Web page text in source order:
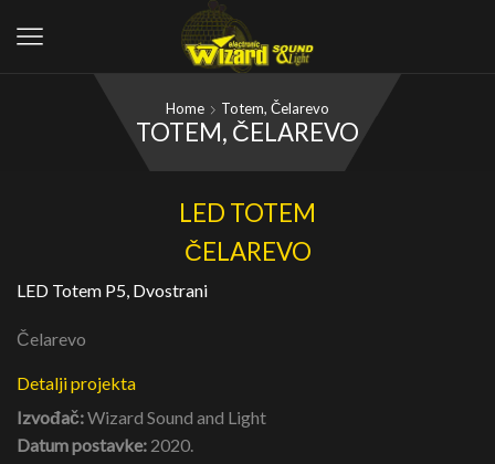
Home Totem, Čelarevo
TOTEM, ČELAREVO
LED TOTEM
ČELAREVO
LED Totem P5, Dvostrani
Čelarevo
Detalji projekta
Izvođač:Wizard Sound and Light
Datum postavke: 2020.